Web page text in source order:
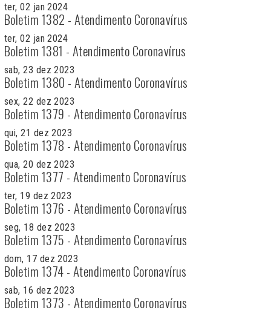
ter, 02 jan 2024
Boletim 1382 - Atendimento Coronavírus
ter, 02 jan 2024
Boletim 1381 - Atendimento Coronavírus
sab, 23 dez 2023
Boletim 1380 - Atendimento Coronavírus
sex, 22 dez 2023
Boletim 1379 - Atendimento Coronavírus
qui, 21 dez 2023
Boletim 1378 - Atendimento Coronavírus
qua, 20 dez 2023
Boletim 1377 - Atendimento Coronavírus
ter, 19 dez 2023
Boletim 1376 - Atendimento Coronavírus
seg, 18 dez 2023
Boletim 1375 - Atendimento Coronavírus
dom, 17 dez 2023
Boletim 1374 - Atendimento Coronavírus
sab, 16 dez 2023
Boletim 1373 - Atendimento Coronavírus